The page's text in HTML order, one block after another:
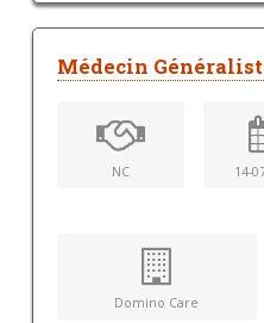
Médecin
NC 14-
Domino Care